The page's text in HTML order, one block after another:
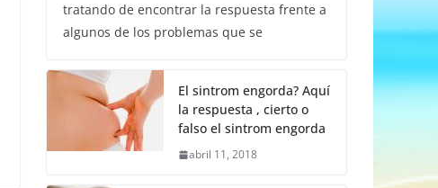
tratando de encontrar la respuesta frente a
algunos de los problemas que se
El sintrom engorda? Aquí
la respuesta , cierto o
falso el sintrom engorda
abril 11, 2018